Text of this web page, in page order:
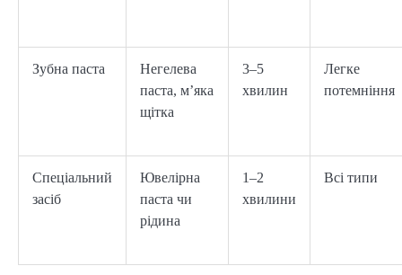
Зубна паста
Негелева
паста, м’яка
щітка
3–5
хвилин
Легке
потемніння
Спеціальний
засіб
Ювелірна
паста чи
рідина
1–2
хвилини
Всі типи